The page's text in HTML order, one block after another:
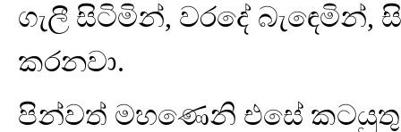
ගැලී සිටිමින්, වරදේ
කරනවා.
පින්වත් මහණෙනි එසේ කටයුතු